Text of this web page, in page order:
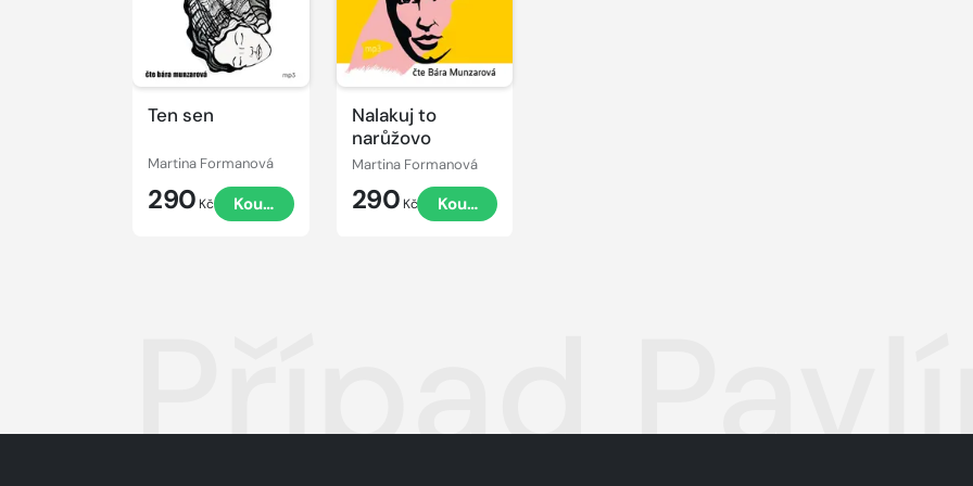
Ten sen
Martina Formanová
290 Kč Koupit
Nalakuj to
narůžovo
Martina Formanová
290 Kč Koupit
Případ